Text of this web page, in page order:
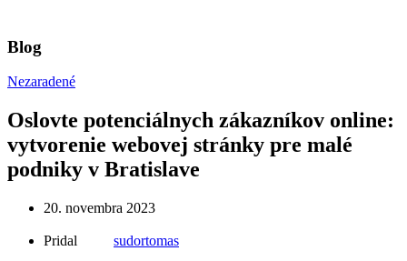
Blog
Nezaradené
Oslovte potenciálnych zákazníkov online:
vytvorenie webovej stránky pre malé
podniky v Bratislave
20. novembra 2023
Pridal sudortomas